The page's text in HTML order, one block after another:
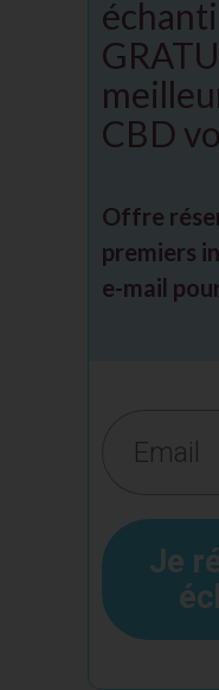
CBD
Offre
premiers
e-mail
Je